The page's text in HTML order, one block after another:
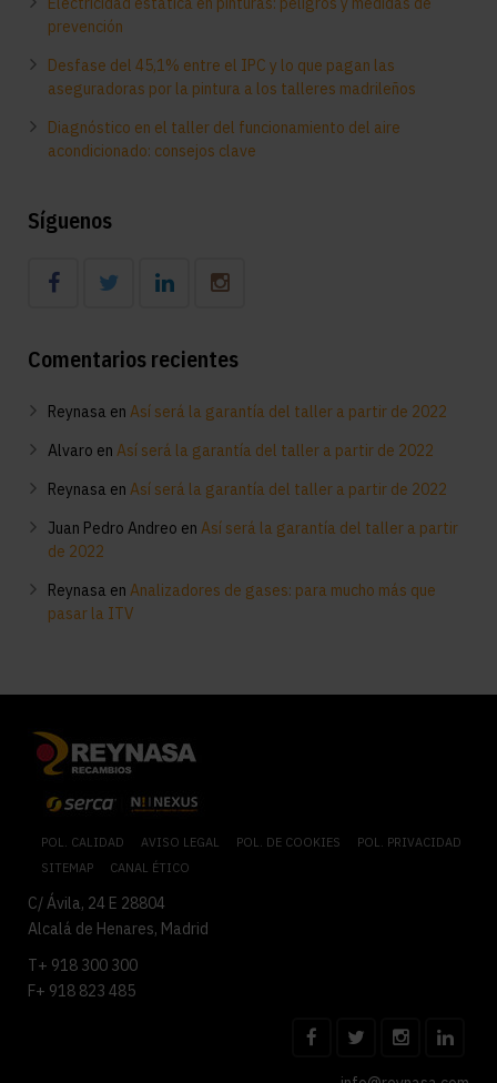
prevención
Desfase del 45,1% entre el IPC y lo que pagan las
aseguradoras por la pintura a los talleres madrileños
Diagnóstico en el taller del funcionamiento del aire
acondicionado: consejos clave
Síguenos
Comentarios recientes
Reynasa en Así será la garantía del taller a partir de 2022
Alvaro en Así será la garantía del taller a partir de 2022
Reynasa en Así será la garantía del taller a partir de 2022
Juan Pedro Andreo en Así será la garantía del taller a partir
de 2022
Reynasa en Analizadores de gases: para mucho más que
pasar la ITV
POL. CALIDAD AVISO LEGAL POL. DE COOKIES
POL. PRIVACIDAD
SITEMAP
CANAL ÉTICO
C/ Ávila, 24 E 28804
Alcalá de Henares, Madrid
T+ 918 300 300
F+ 918 823 485